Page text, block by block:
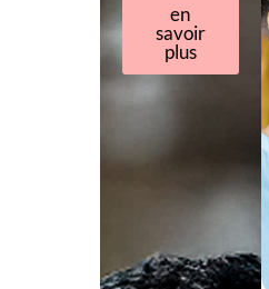
en
savoir
plus